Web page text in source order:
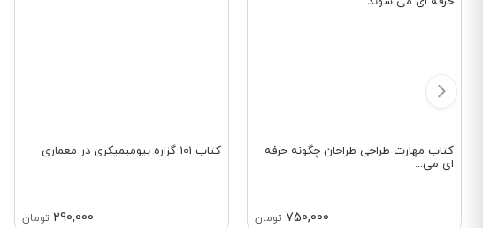
کتاب مهارت طراحی طراحان چگونه حرفه
ای می...
750,000 تومان
کتاب 101 گزاره بیومیمیکری در معماری
290,000 تومان